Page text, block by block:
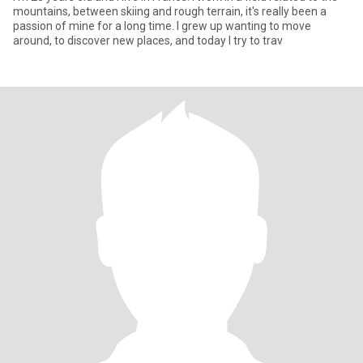
mountains, between skiing and rough terrain, it's really been a
passion of mine for a long time. I grew up wanting to move
around, to discover new places, and today I try to trav